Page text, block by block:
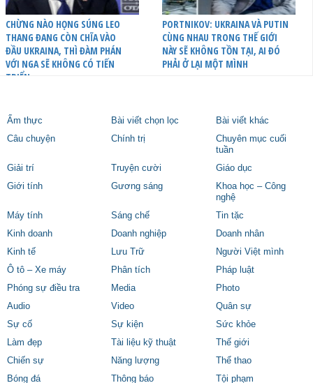
CHỪNG NÀO HỌNG SÚNG LEO
THANG ĐANG CÒN CHĨA VÀO
ĐẦU UKRAINA, THÌ ĐÀM PHÁN
VỚI NGA SẼ KHÔNG CÓ TIẾN
TRIỂN
PORTNIKOV: UKRAINA VÀ PUTIN
CÙNG NHAU TRONG THẾ GIỚI
NÀY SẼ KHÔNG TỒN TẠI, AI ĐÓ
PHẢI Ở LẠI MỘT MÌNH
Ẩm thực Bài viết chọn lọc
Bài viết khác
Câu chuyện
Chính trị
Chuyên mục cuối
tuần
Giải trí
Truyện cười
Giáo dục
Giới tính
Gương sáng
Khoa học – Công
nghệ
Máy tính
Sáng chế
Tin tặc
Kinh doanh
Doanh nghiệp
Doanh nhân
Kinh tế
Lưu Trữ
Người Việt mình
Ô tô – Xe máy
Phân tích
Pháp luật
Phóng sự điều tra
Media
Photo
Audio
Video
Quân sự
Sự cố
Sự kiện
Sức khỏe
Làm đẹp
Tài liệu kỹ thuật
Thế giới
Chiến sự
Năng lượng
Thể thao
Bóng đá
Thông báo Tội phạm